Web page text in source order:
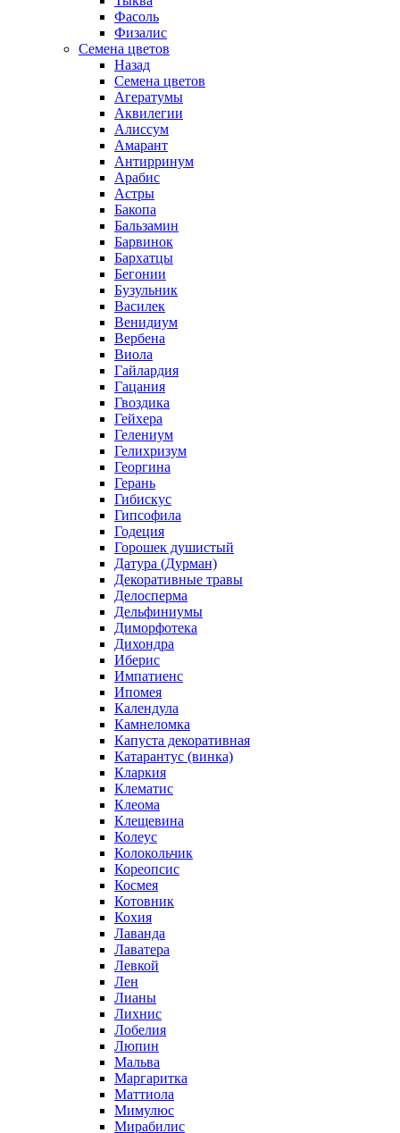
Фасоль
Физалис
Семена цветов
Назад
Семена цветов
Агератумы
Аквилегии
Алиссум
Амарант
Антирринум
Арабис
Астры
Бакопа
Бальзамин
Барвинок
Бархатцы
Бегонии
Бузульник
Василек
Венидиум
Вербена
Виола
Гайлардия
Гацания
Гвоздика
Гейхера
Гелениум
Гелихризум
Георгина
Герань
Гибискус
Гипсофила
Годеция
Горошек душистый
Датура (Дурман)
Декоративные травы
Делосперма
Дельфиниумы
Диморфотека
Дихондра
Иберис
Импатиенс
Ипомея
Календула
Камнеломка
Капуста декоративная
Катарантус (винка)
Кларкия
Клематис
Клеома
Клещевина
Колеус
Колокольчик
Кореопсис
Космея
Котовник
Кохия
Лаванда
Лаватера
Левкой
Лен
Лианы
Лихнис
Лобелия
Люпин
Мальва
Маргаритка
Маттиола
Мимулюс
Мирабилис